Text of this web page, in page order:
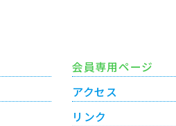
会員専用ページ
アクセス
リンク